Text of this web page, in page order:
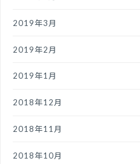
2019年3月
2019年2月
2019年1月
2018年12月
2018年11月
2018年10月